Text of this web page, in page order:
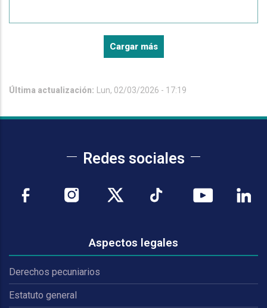
Cargar más
Última actualización: Lun, 02/03/2026 - 17:19
Redes sociales
Aspectos legales
Derechos pecuniarios
Estatuto general